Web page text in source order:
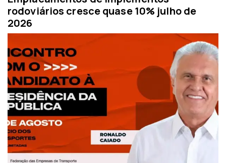
rodoviários cresce quase 10% julho de
2026